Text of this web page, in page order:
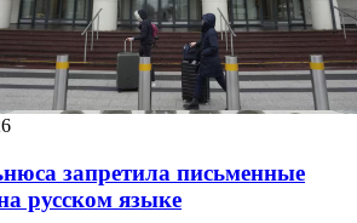
запретила письменные
русском языке